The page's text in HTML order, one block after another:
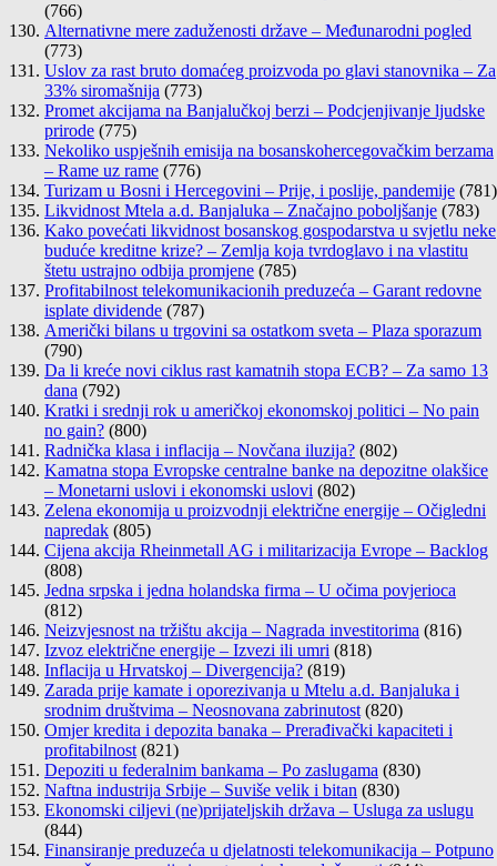
(766)
Alternativne mere zaduženosti države – Međunarodni pogled
(773)
Uslov za rast bruto domaćeg proizvoda po glavi stanovnika – Za
33% siromašnija (773)
Promet akcijama na Banjalučkoj berzi – Podcjenjivanje ljudske
prirode (775)
Nekoliko uspješnih emisija na bosanskohercegovačkim berzama
– Rame uz rame (776)
Turizam u Bosni i Hercegovini – Prije, i poslije, pandemije (781)
Likvidnost Mtela a.d. Banjaluka – Značajno poboljšanje (783)
Kako povećati likvidnost bosanskog gospodarstva u svjetlu neke
buduće kreditne krize? – Zemlja koja tvrdoglavo i na vlastitu
štetu ustrajno odbija promjene (785)
Profitabilnost telekomunikacionih preduzeća – Garant redovne
isplate dividende (787)
Američki bilans u trgovini sa ostatkom sveta – Plaza sporazum
(790)
Da li kreće novi ciklus rast kamatnih stopa ECB? – Za samo 13
dana (792)
Kratki i srednji rok u američkoj ekonomskoj politici – No pain
no gain? (800)
Radnička klasa i inflacija – Novčana iluzija? (802)
Kamatna stopa Evropske centralne banke na depozitne olakšice
– Monetarni uslovi i ekonomski uslovi (802)
Zelena ekonomija u proizvodnji električne energije – Očigledni
napredak (805)
Cijena akcija Rheinmetall AG i militarizacija Evrope – Backlog
(808)
Jedna srpska i jedna holandska firma – U očima povjerioca
(812)
Neizvjesnost na tržištu akcija – Nagrada investitorima (816)
Izvoz električne energije – Izvezi ili umri (818)
Inflacija u Hrvatskoj – Divergencija? (819)
Zarada prije kamate i oporezivanja u Mtelu a.d. Banjaluka i
srodnim društvima – Neosnovana zabrinutost (820)
Omjer kredita i depozita banaka – Prerađivački kapaciteti i
profitabilnost (821)
Depoziti u federalnim bankama – Po zaslugama (830)
Naftna industrija Srbije – Suviše velik i bitan (830)
Ekonomski ciljevi (ne)prijateljskih država – Usluga za uslugu
(844)
Finansiranje preduzeća u djelatnosti telekomunikacija – Potpuno